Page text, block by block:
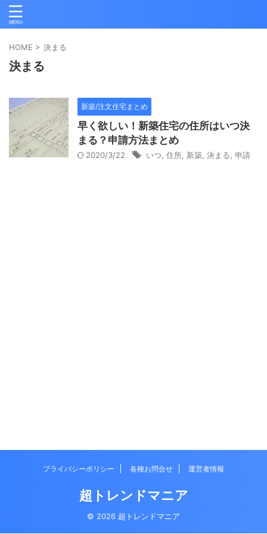
HOME > 決まる
決まる
新築/注文住宅まとめ
早く欲しい！新築住宅の住所はいつ決
まる？申請方法まとめ
2020/3/22 いつ 住所 新築 決まる 申請
プライバシーポリシー 各種お問合せ 運営者情報
超トレンドマニア
© 2026 超トレンドマニア